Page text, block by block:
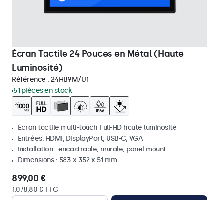
Écran Tactile 24 Pouces en Métal (Haute
Luminosité)
Référence : 24HB9M/U1
51 pièces en stock
Écran tactile multi-touch Full-HD haute luminosité
Entrées: HDMI, DisplayPort, USB-C, VGA
Installation : encastrable, murale, panel mount
Dimensions : 583 x 352 x 51 mm
899,00 €
1.078,80 € TTC